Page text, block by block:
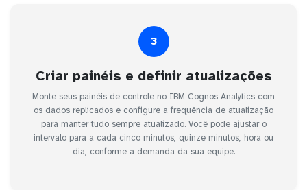
3
Criar painéis e definir atualizações
Monte seus painéis de controle no IBM Cognos Analytics com
os dados replicados e configure a frequência de atualização
para manter tudo sempre atualizado. Você pode ajustar o
intervalo para a cada cinco minutos, quinze minutos, hora ou
dia, conforme a demanda da sua equipe.